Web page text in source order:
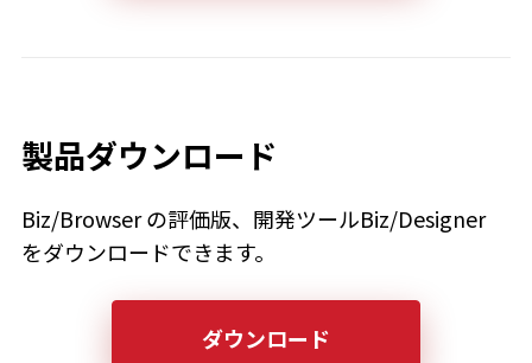
製品ダウンロード
Biz/Browser の評価版、開発ツールBiz/Designer
をダウンロードできます。
ダウンロード